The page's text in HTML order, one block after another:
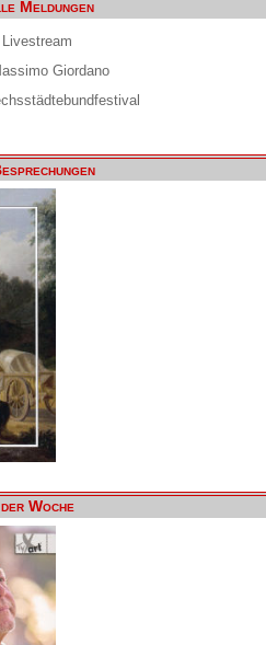
Meldungen
Giordano
Woche